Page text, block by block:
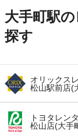
大手町駅
探す
オリックス
松山駅前店(
営業時間
アクセス
トヨタレン
松山店(大手